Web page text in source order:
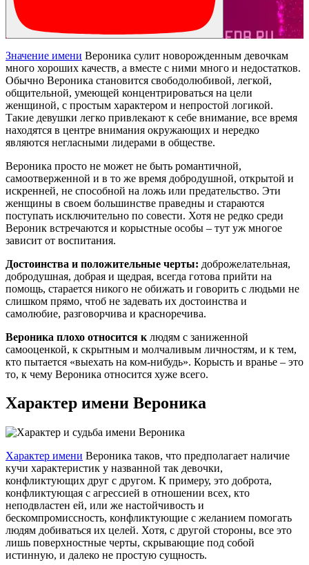
Значение имени Вероника сулит новорожденным девочкам
много хороших качеств, а вместе с ними много и недостатков.
Обычно Вероника становится свободолюбивой, легкой,
общительной, умеющей концентрироваться на цели
женщиной, с простым характером и непростой логикой.
Такие девушки легко привлекают к себе внимание, все время
находятся в центре внимания окружающих и нередко
являются негласными лидерами в обществе.
Вероника просто не может не быть романтичной,
самоотверженной и в то же время добродушной, открытой и
искренней, не способной на ложь или предательство. Эти
женщины в своем большинстве праведны и стараются
поступать исключительно по совести. Хотя не редко среди
Вероник встречаются и корыстные особы – тут уж многое
зависит от воспитания.
Достоинства и положительные черты: доброжелательная,
добродушная, добрая и щедрая, всегда готова прийти на
помощь, старается никого не обижать и говорить с людьми не
слишком прямо, чтоб не задевать их достоинства и
самолюбие, разговорчива и красноречива.
Вероника плохо относится к людям с заниженной
самооценкой, к скрытным и молчаливым личностям, и к тем,
кто пытается «выехать на ком-нибудь». Корысть и вранье – это
то, к чему Вероника относится хуже всего.
Характер имени Вероника
Характер имени Вероника таков, что предполагает наличие
кучи характеристик у названной так девочки,
конфликтующих друг с другом. К примеру, это доброта,
конфликтующая с агрессией в отношении всех, кто
неподвластен ей, или же настойчивость и
бескомпромиссность, конфликтующие с желанием помогать
людям добиваться их целей. Хотя, с другой стороны, все это
лишь поверхностные черты, скрывающие под собой
истинную, и далеко не простую сущность.